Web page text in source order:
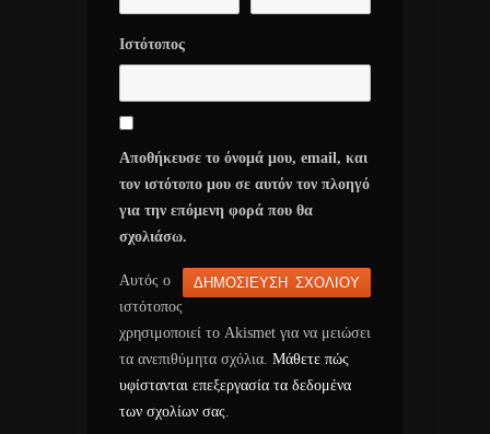
Ιστότοπος
Αποθήκευσε το όνομά μου, email, και
τον ιστότοπο μου σε αυτόν τον πλοηγό
για την επόμενη φορά που θα
σχολιάσω.
Αυτός ο
ιστότοπος
χρησιμοποιεί το Akismet για να μειώσει
τα ανεπιθύμητα σχόλια. Μάθετε πώς
υφίστανται επεξεργασία τα δεδομένα
των σχολίων σας